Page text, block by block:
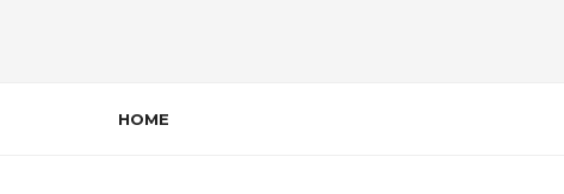
HOME